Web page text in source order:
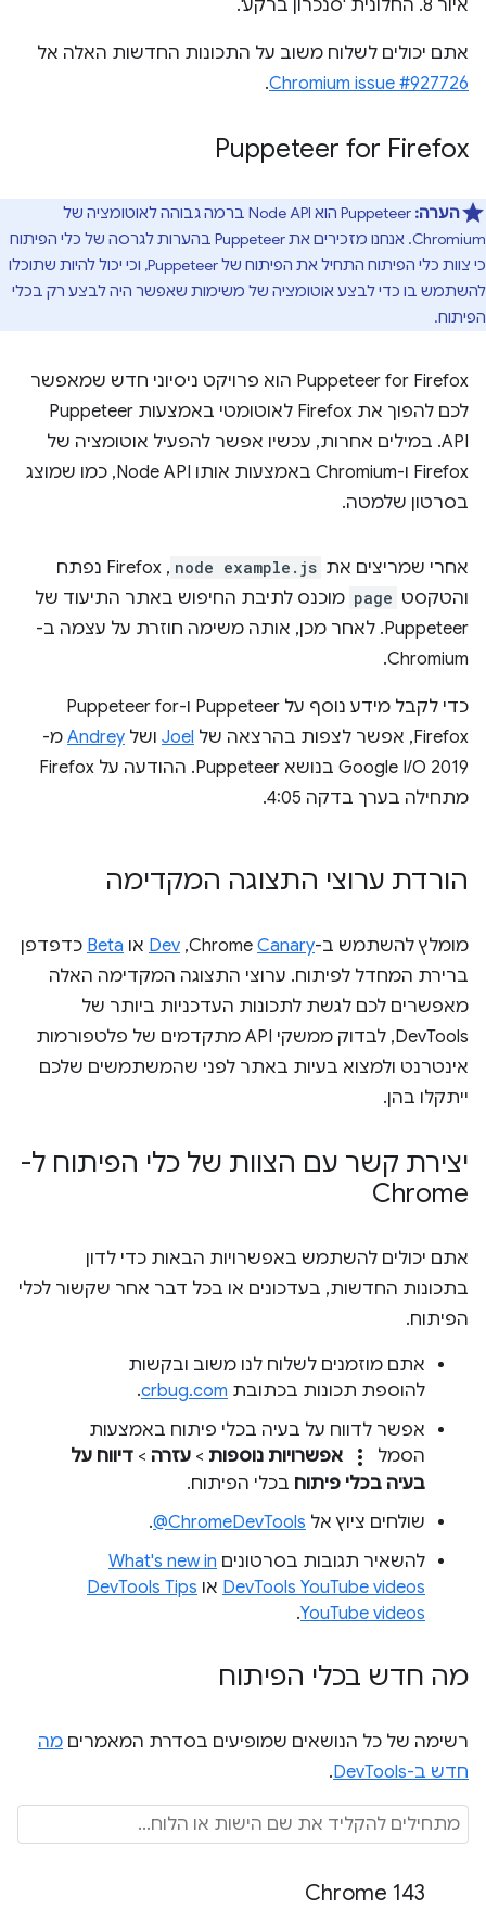
איור 8. החלונית 'סנכרון ברקע'.
אתם יכולים לשלוח משוב על התכונות החדשות האלה אל
Chromium issue #927726
.
Puppeteer for Firefox
הערה:
Puppeteer הוא Node API ברמה גבוהה לאוטומציה של
Chromium. אנחנו מזכירים את Puppeteer בהערות לגרסה של כלי הפיתוח
כי צוות כלי הפיתוח התחיל את הפיתוח של Puppeteer, וכי יכול להיות שתוכלו
להשתמש בו כדי לבצע אוטומציה של משימות שאפשר היה לבצע רק בכלי
הפיתוח.
‫Puppeteer for Firefox הוא פרויקט ניסיוני חדש שמאפשר
לכם להפוך את Firefox לאוטומטי באמצעות Puppeteer
API. במילים אחרות, עכשיו אפשר להפעיל אוטומציה של
Firefox ו-Chromium באמצעות אותו Node API, כמו שמוצג
בסרטון שלמטה.
אחרי שמריצים את node example.js
, Firefox נפתח
והטקסט page מוכנס לתיבת החיפוש באתר התיעוד של
Puppeteer. לאחר מכן, אותה משימה חוזרת על עצמה ב-
Chromium.
כדי לקבל מידע נוסף על Puppeteer ו-Puppeteer for
Firefox, אפשר לצפות בהרצאה של
Joel ושל Andrey מ-
Google I/O 2019 בנושא Puppeteer. ההודעה על Firefox
מתחילה בערך בדקה 4:05.
הורדת ערוצי התצוגה המקדימה
מומלץ להשתמש ב-ChromeCanary
,‏
Dev או Beta כדפדפן
ברירת המחדל לפיתוח. ערוצי התצוגה המקדימה האלה
מאפשרים לכם לגשת לתכונות העדכניות ביותר של
DevTools, לבדוק ממשקי API מתקדמים של פלטפורמות
אינטרנט ולמצוא בעיות באתר לפני שהמשתמשים שלכם
ייתקלו בהן.
יצירת קשר עם הצוות של כלי הפיתוח ל-
Chrome
אתם יכולים להשתמש באפשרויות הבאות כדי לדון
בתכונות החדשות, בעדכונים או בכל דבר אחר שקשור לכלי
הפיתוח.
אתם מוזמנים לשלוח לנו משוב ובקשות
להוספת תכונות בכתובת crbug.com
.
אפשר לדווח על בעיה בכלי פיתוח באמצעות
הסמל
more_vert אפשרויות נוספות > עזרה > דיווח על
בעיה בכלי פיתוח בכלי הפיתוח.
שולחים ציוץ אל ‎@ChromeDevTools
.
להשאיר תגובות בסרטונים What's new in
DevTools YouTube videos או DevTools Tips
YouTube videos
.
מה חדש בכלי הפיתוח
רשימה של כל הנושאים שמופיעים בסדרת המאמרים מה
חדש ב-DevTools
.
Chrome 143